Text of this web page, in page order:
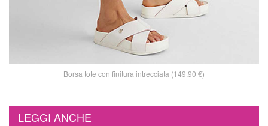
Borsa tote con finitura intrecciata (149,90 €)
LEGGI ANCHE